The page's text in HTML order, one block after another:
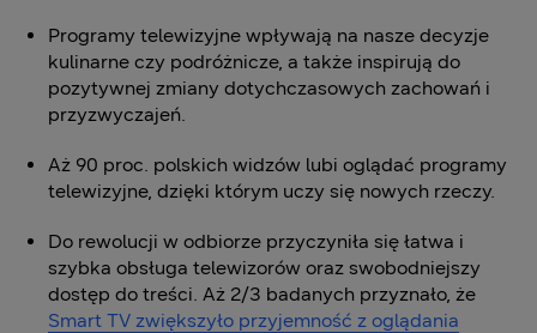
Programy telewizyjne wpływają na nasze decyzje
kulinarne czy podróżnicze, a także inspirują do
pozytywnej zmiany dotychczasowych zachowań i
przyzwyczajeń.
Aż 90 proc. polskich widzów lubi oglądać programy
telewizyjne, dzięki którym uczy się nowych rzeczy.
Do rewolucji w odbiorze przyczyniła się łatwa i
szybka obsługa telewizorów oraz swobodniejszy
dostęp do treści. Aż 2/3 badanych przyznało, że
Smart TV zwiększyło przyjemność z oglądania